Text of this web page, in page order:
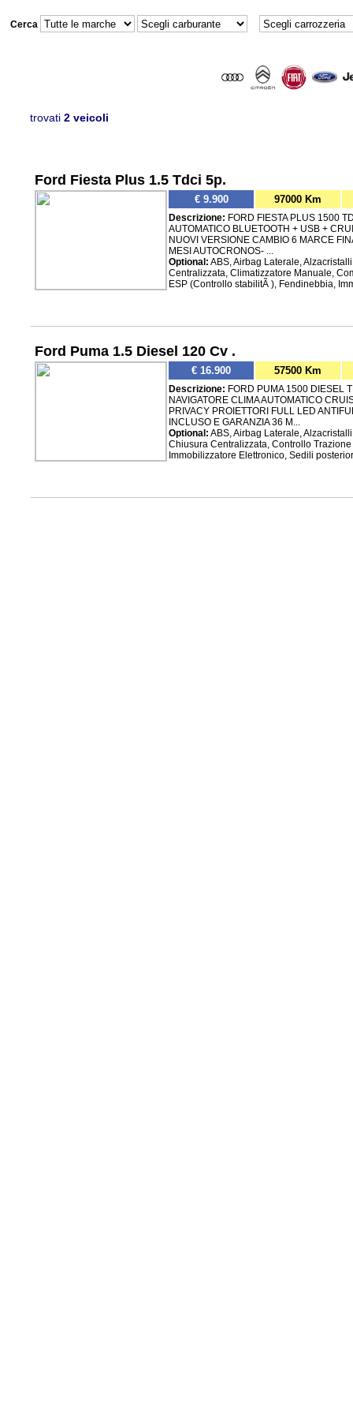
Cerca
Ford Fiesta Plus 1.5 Tdci 5p.
€ 9.900 97000 Km
Descrizione: FORD FIESTA PLUS 1500
AUTOMATICO BLUETOOTH + USB +
NUOVI VERSIONE CAMBIO 6 MARCE
MESI AUTOCRONOS- ...
Optional: ABS, Airbag Laterale,
Centralizzata, Climatizzatore Manuale,
ESP (Controllo stabilitÃ ), Fendinebbia,
Ford Puma 1.5 Diesel 120 Cv .
€ 16.900 57500 Km
Descrizione: FORD PUMA 1500 DIESEL
NAVIGATORE CLIMA AUTOMATICO
PRIVACY PROIETTORI FULL LED
INCLUSO E GARANZIA 36 M...
Optional: ABS, Airbag Laterale,
Chiusura Centralizzata, Controllo
Immobilizzatore Elettronico, Sedili
trovati 2 veicoli